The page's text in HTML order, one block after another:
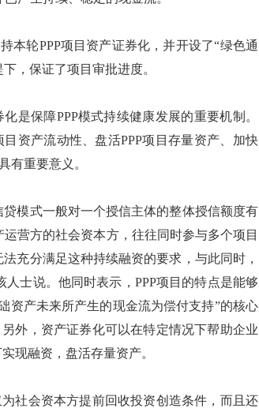
轮PPP项目资产证券化，并开设了“绿色通
，保证了项目审批进度。
保障PPP模式持续健康发展的重要机制。
资产流动性、盘活PPP项目存量资产、加快
有重要意义。
模式一般对一个授信主体的整体授信额度有
营方的社会资本方，往往同时参与多个项目
充分满足这种持续融资的要求，与此同时，
士说。他同时表示，PPP项目的特点是能够
资产未来所产生的现金流为偿付支持”的核心
外，资产证券化可以在特定情况下帮助企业
现融资，盘活存量资产。
社会资本方提前回收投资创造条件，而且还